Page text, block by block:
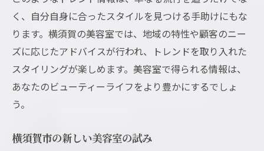
横須賀の美容室最新ニュースを紹介
美容室に関する注目のニュース
美容室ニュースで得る最新情報
横須賀市の美容室の今を知る
く、自分自身に合ったスタイルを見つける手助けにもな
ります。横須賀の美容室では、地域の特性や顧客のニー
ズに応じたアドバイスが行われ、トレンドを取り入れた
スタイリングが楽しめます。美容室で得られる情報は、
あなたのビューティーライフをより豊かにするでしょ
う。
横須賀市の新しい美容室の試み